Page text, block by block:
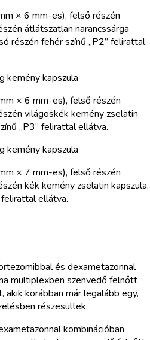
× 6 mm-es), felső részén
átlátszatlan narancssárga
részén fehér színű „P2” felirattal
kemény kapszula
× 6 mm-es), felső részén
világoskék kemény zselatin
„P3” felirattal ellátva.
kemény kapszula
× 7 mm-es), felső részén
kék kemény zselatin kapszula,
ellátva.
és dexametazonnal
multiplexben szenvedő felnőtt
korábban már legalább egy,
részesültek.
kombinációban